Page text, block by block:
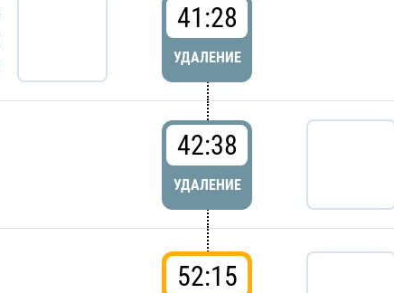
41:28
УДАЛЕНИЕ
42:38
УДАЛЕНИЕ
52:15